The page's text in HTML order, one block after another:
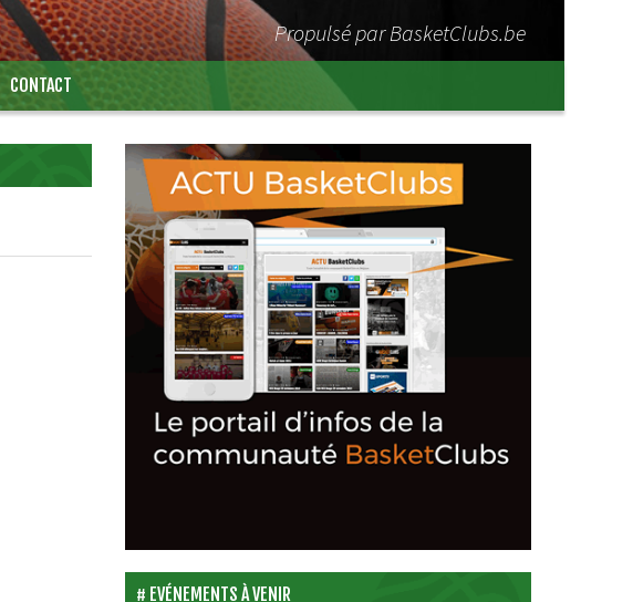
Propulsé par BasketClubs.be
CONTACT
EVÉNEMENTS À VENIR